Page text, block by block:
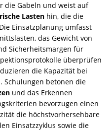
die Gabeln und weist auf
Lasten hin, die die
Einsatzplanung umfasst
das Gewicht von
Sicherheitsmargen für
überprüfen
die Kapazität bei
Schulungen betonen die
und das Erkennen
bevorzugen einen
die höchstvorhersehbare
Einsatzzyklus sowie die